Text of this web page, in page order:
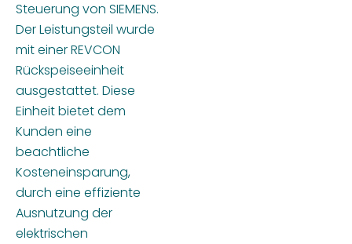
Steuerung von SIEMENS.
Der Leistungsteil wurde
mit einer REVCON
Rückspeiseeinheit
ausgestattet. Diese
Einheit bietet dem
Kunden eine
beachtliche
Kosteneinsparung,
durch eine effiziente
Ausnutzung der
elektrischen